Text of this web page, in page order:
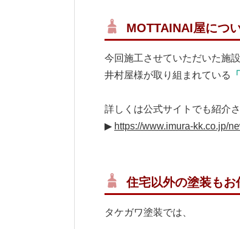
MOTTAINAI屋につ
今回施工させていただいた施設
井村屋様が取り組まれている
詳しくは公式サイトでも紹介
▶︎ https://www.imura-kk.co.jp/
住宅以外の塗装もお
タケガワ塗装では、